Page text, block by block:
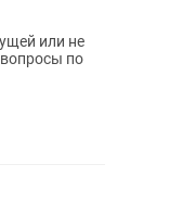
или не
по